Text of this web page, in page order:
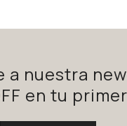
a nuestra
en tu